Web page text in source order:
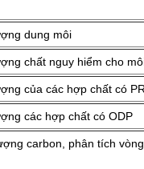
dung môi
chất nguy hiểm cho
của các hợp chất có
các hợp chất có ODP
carbon, phân tích